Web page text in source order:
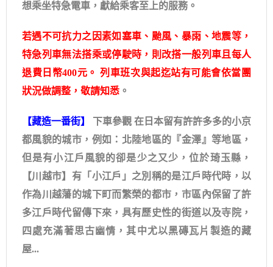
想乘坐特急電車，獻給乘客至上的服務。
若遇不可抗力之因素如塞車、颱風、暴雨、地震等，
特急列車無法搭乘或停駛時，則改搭一般列車且每人
退費日幣400元。 列車班次與起迄站有可能會依當團
狀況做調整，敬請知悉 。
【藏造一番街】
下車參觀 在日本留有許許多多的小京
都風貌的城市，例如：北陸地區的『金澤』等地區，
但是有小江戶風貌的卻是少之又少，位於琦玉縣，
【川越市】有「小江戶」之別稱的是江戶時代時，以
作為川越藩的城下町而繁榮的都市，市區內保留了許
多江戶時代留傳下來，具有歷史性的街道以及寺院，
四處充滿著思古幽情，其中尤以黑磚瓦片製造的藏
屋...